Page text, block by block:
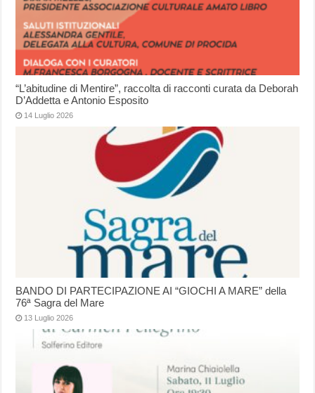
“L’abitudine di Mentire”, raccolta di racconti curata da Deborah
D’Addetta e Antonio Esposito
14 Luglio 2026
BANDO DI PARTECIPAZIONE AI “GIOCHI A MARE” della
76ª Sagra del Mare
13 Luglio 2026